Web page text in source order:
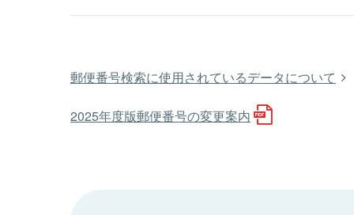
郵便番号検索に使用されているデータについて
2025年度版郵便番号の変更案内